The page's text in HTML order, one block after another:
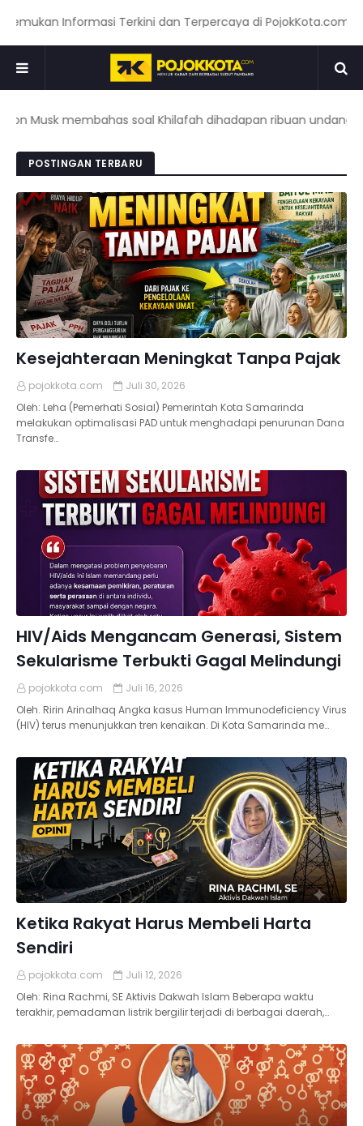
Informasi Terkini dan Terpercaya di PojokKota.com:
Musk membahas soal Khilafah dihadapan ribuan undangan
POSTINGAN TERBARU
Kesejahteraan Meningkat Tanpa Pajak
pojokkota.com
Juli 30, 2026
Oleh: Leha (Pemerhati Sosial) Pemerintah Kota Samarinda
melakukan optimalisasi PAD untuk menghadapi penurunan Dana
Transfe…
HIV/Aids Mengancam Generasi, Sistem
Sekularisme Terbukti Gagal Melindungi
pojokkota.com
Juli 16, 2026
Oleh. Ririn Arinalhaq Angka kasus Human Immunodeficiency Virus
(HIV) terus menunjukkan tren kenaikan. Di Kota Samarinda me…
Ketika Rakyat Harus Membeli Harta
Sendiri
pojokkota.com
Juli 12, 2026
Oleh: Rina Rachmi, SE Aktivis Dakwah Islam Beberapa waktu
terakhir, pemadaman listrik bergilir terjadi di berbagai daerah,…